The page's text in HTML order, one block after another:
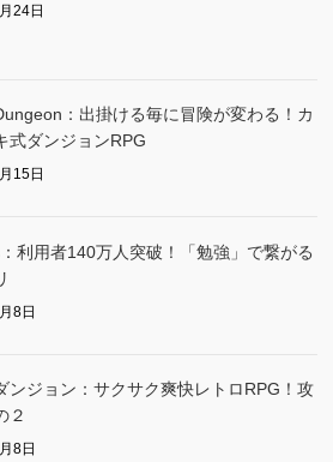
24日
：出掛ける毎に冒険が変わる！カ
式ダンジョンRPG
15日
利用者140万人突破！「勉強」で繋がる
8日
ンジョン：サクサク爽快レトロRPG！攻
２
8日